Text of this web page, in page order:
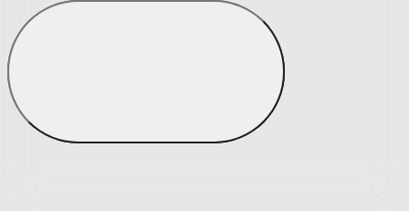
Prostěradla